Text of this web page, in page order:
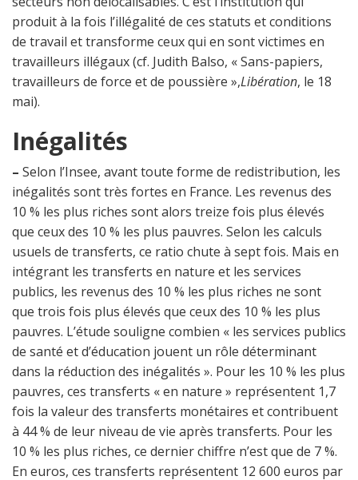
produit à la fois l’illégalité de ces statuts et conditions
de travail et transforme ceux qui en sont victimes en
travailleurs illégaux (cf. Judith Balso, « Sans-papiers,
travailleurs de force et de poussière »,Libération, le 18
mai).
Inégalités
– Selon l’Insee, avant toute forme de redistribution, les
inégalités sont très fortes en France. Les revenus des
10 % les plus riches sont alors treize fois plus élevés
que ceux des 10 % les plus pauvres. Selon les calculs
usuels de transferts, ce ratio chute à sept fois. Mais en
intégrant les transferts en nature et les services
publics, les revenus des 10 % les plus riches ne sont
que trois fois plus élevés que ceux des 10 % les plus
pauvres. L’étude souligne combien « les services publics
de santé et d’éducation jouent un rôle déterminant
dans la réduction des inégalités ». Pour les 10 % les plus
pauvres, ces transferts « en nature » représentent 1,7
fois la valeur des transferts monétaires et contribuent
à 44 % de leur niveau de vie après transferts. Pour les
10 % les plus riches, ce dernier chiffre n’est que de 7 %.
En euros, ces transferts représentent 12 600 euros par